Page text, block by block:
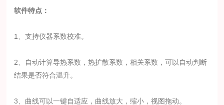
软件特点：
1、支持仪器系数校准。
2、 自动计算导热系数，热扩散系数，相关系数，可以自动判断
结果是否符合温升。
3、 曲线可以一键自适应，曲线放大，缩小，视图拖动。